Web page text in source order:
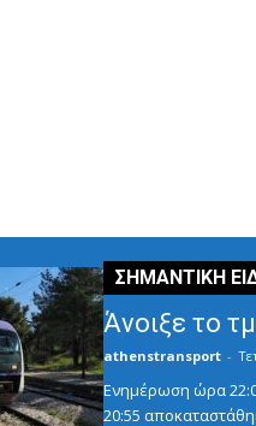
Άνοιξε το
athenstransport -
Ενημέρωση ώρα
20:55